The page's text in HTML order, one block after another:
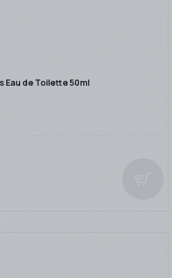
Eau de Toilette 50ml